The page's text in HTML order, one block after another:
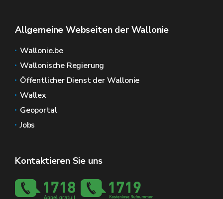
Allgemeine Webseiten der Wallonie
Wallonie.be
Wallonische Regierung
Öffentlicher Dienst der Wallonie
Wallex
Geoportal
Jobs
Kontaktieren Sie uns